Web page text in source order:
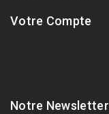
Votre Compte
Notre Newsletter